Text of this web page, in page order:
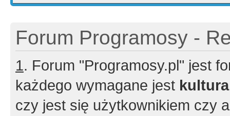
Forum Programosy -
1. Forum "Programosy.pl" jest
każdego wymagane jest
czy jest się użytkownikiem czy